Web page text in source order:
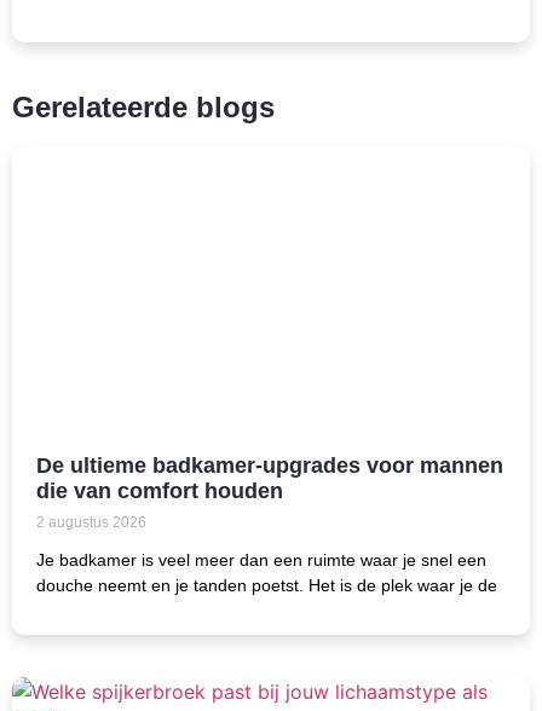
Gerelateerde blogs
De ultieme badkamer-upgrades voor mannen
die van comfort houden
2 augustus 2026
Je badkamer is veel meer dan een ruimte waar je snel een
douche neemt en je tanden poetst. Het is de plek waar je de